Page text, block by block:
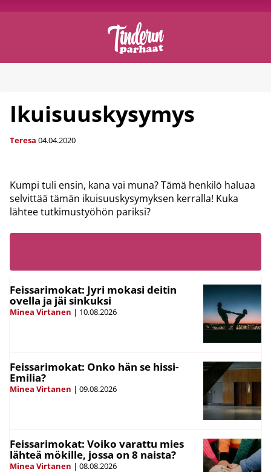
Ikuisuuskysymys
Teresa 04.04.2020
Kumpi tuli ensin, kana vai muna? Tämä henkilö haluaa
selvittää tämän ikuisuuskysymyksen kerralla! Kuka
lähtee tutkimustyöhön pariksi?
Feissarimokat: Jyri mokasi deitin
ovella ja jäi sinkuksi
Minea Virtanen | 10.08.2026
Feissarimokat: Onko hän se hissi-
Emilia?
Minea Virtanen | 09.08.2026
Feissarimokat: Voiko varattu mies
lähteä mökille, jossa on 8 naista?
Minea Virtanen | 08.08.2026